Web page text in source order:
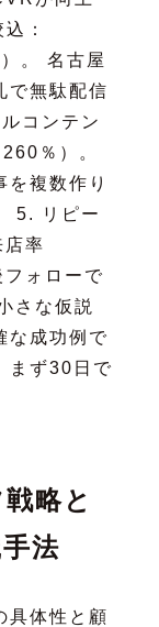
：
。 名古屋
で無駄配信
コンテン
％）。
複数作り
5. リピー
店率
ォローで
さな仮説
な成功例で
まず30日で
略と
法
具体性と顧